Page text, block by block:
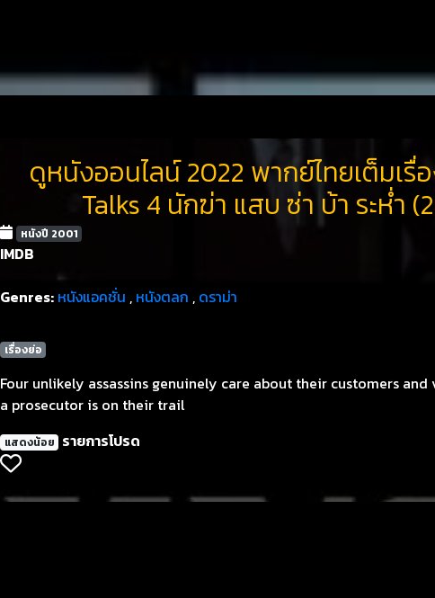
ดูหนังออนไลน์ 2022 พากย์ไทยเต็มเรื่
Talks 4 นักฆ่า แสบ ซ่า บ้า ระห่ำ
หนังปี 2001
IMDB
Genres: หนังแอคชั่น , หนังตลก , ดราม่า
เรื่องย่อ
Four unlikely assassins genuinely care about their customers
a prosecutor is on their trail
แสดงน้อย รายการโปรด